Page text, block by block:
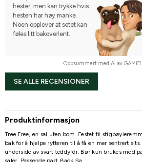
hester, men kan trykke hvis
hesten har høy manke.
Noen opplever at setet kan
føles litt bakoverlent.
Oppsummert med AI av
SE ALLE RECENSIONER
Produktinformasjon
Tree Free, en sal uten bom. Festet til
bak for å hjelpe rytteren til å få en mer sentrert
underside av svart teddyfôr. Bør kun brukes med
saler. Passende pad: Back Sa